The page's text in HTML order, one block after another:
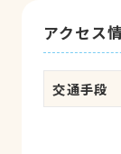
アクセス
交通手段